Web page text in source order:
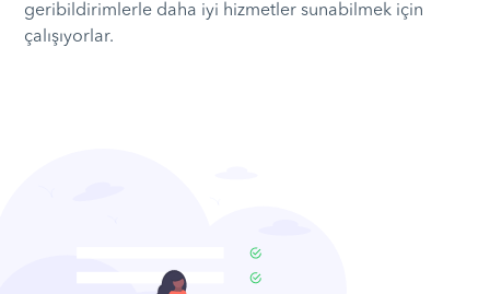
geribildirimlerle daha iyi hizmetler sunabilmek için
çalışıyorlar.